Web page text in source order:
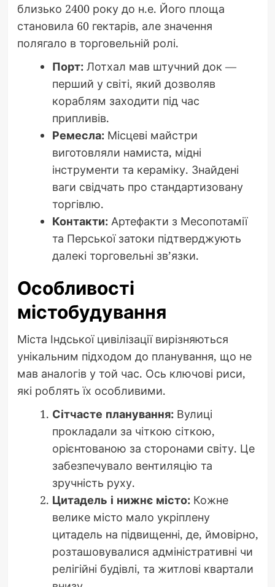
близько 2400 року до н.е. Його площа
становила 60 гектарів, але значення
полягало в торговельній ролі.
Порт:Лотхал мав штучний док —
перший у світі, який дозволяв
кораблям заходити під час
припливів.
Ремесла:Місцеві майстри
виготовляли намиста, мідні
інструменти та кераміку. Знайдені
ваги свідчать про стандартизовану
торгівлю.
Контакти:Артефакти з Месопотамії
та Перської затоки підтверджують
далекі торговельні зв’язки.
Особливості
містобудування
Міста Індської цивілізації вирізняються
унікальним підходом до планування, що не
мав аналогів у той час. Ось ключові риси,
які роблять їх особливими.
Сітчасте планування:Вулиці
прокладали за чіткою сіткою,
орієнтованою за сторонами світу. Це
забезпечувало вентиляцію та
зручність руху.
Цитадель і нижнє місто:Кожне
велике місто мало укріплену
цитадель на підвищенні, де, ймовірно,
розташовувалися адміністративні чи
релігійні будівлі, та житлові квартали